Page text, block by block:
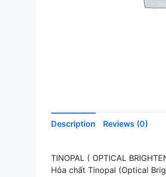
Description Reviews (0)
TINOPAL ( OPTICAL
Hóa chất Tinopal (Optical